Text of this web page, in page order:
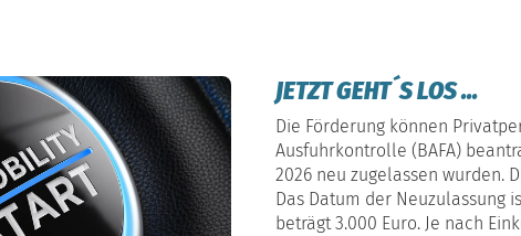
JETZT GEHT´S LOS ...
Die Förderung können
Ausfuhrkontrolle (BAFA)
2026 neu zugelassen wurden.
Das Datum der Neuzulassung
beträgt 3.000 Euro. Je nach